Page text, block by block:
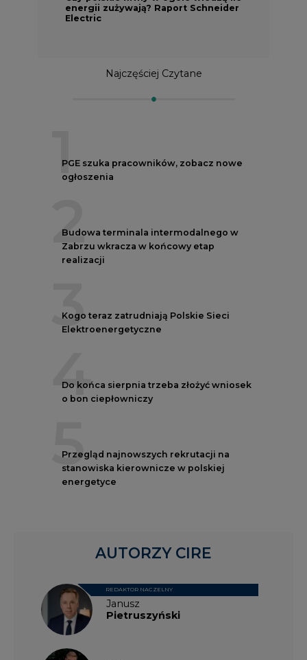
energii zużywają? Raport Schneider
Electric
Najczęściej Czytane
1
PGE szuka pracowników, zobacz nowe
ogłoszenia
2
Budowa terminala intermodalnego w
Zabrzu wkracza w końcowy etap
realizacji
3
Kogo teraz zatrudniają Polskie Sieci
Elektroenergetyczne
4
Do końca sierpnia trzeba złożyć wniosek
o bon ciepłowniczy
5
Przegląd najnowszych rekrutacji na
stanowiska kierownicze w polskiej
energetyce
Janusz
Pietruszyński
REDAKTOR NACZELNY
AUTORZY CIRE